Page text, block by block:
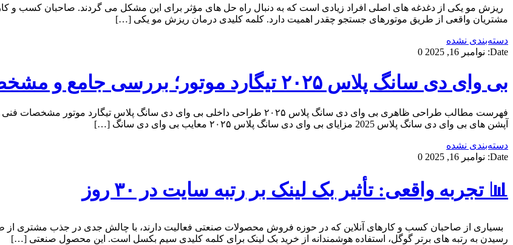
ریزش مو یکی از دغدغه های اصلی افراد زیادی است که به دنبال راه حل های مؤثر برای این مشکل می گردند. صاحبان کسب و
مشتریان واقعی از طریق موتورهای جستجو چقدر اهمیت دارد. کلمه کلیدی درمان ریزش مو یکی […]
دسته‌بندی نشده
Date: نوامبر 16, 2025 0
بی وای دی سانگ پلاس ۲۰۲۵ تیگارد موتور؛ بررسی جامع و مشخصات فنی
آپشن های بی وای دی سانگ پلاس 2025 مزایای بی وای دی سانگ پلاس ۲۰۲۵ معایب بی وای دی سانگ […]
دسته‌بندی نشده
Date: نوامبر 16, 2025 0
📊 تجربه واقعی: تأثیر بک لینک بر رتبه سایت در ۳۰ روز
بسیاری از صاحبان کسب و کارهای آنلاین که در حوزه فروش محصولات صنعتی فعالیت دارند، با چالش جدی در جذب مشتری از
رسیدن به رتبه های برتر گوگل، استفاده هوشمندانه از خرید بک لینک برای کلمه کلیدی سیم بکسل است. این محصول صنعتی […]